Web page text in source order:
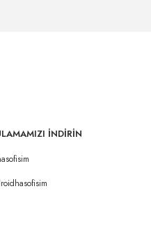
İNDİRİN